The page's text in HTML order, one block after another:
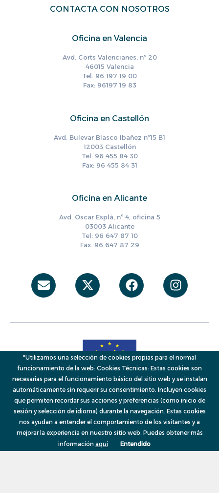
CONTACTA CON NOSOTROS
Oficina en Valencia
Avd. Corts Valencianes, nº 20
46015 Valencia
Tel: 96 197 19 00
Fax: 96197 19 83
Oficina en Castellón
Avd. Bulevar Blasco Ibañez nº15 B1
12003 Castellón
Tel: 96 455 84 30
Fax: 96 455 84 31
Oficina en Alicante
Avd. Oscar Esplà, nº 4, oficina 5
03003 Alicante
Tel: 96 647 87 10
Fax: 96 647 87 29
Envelope
X-
twitter
Facebook
© 2026, VAERSA, Generalitat Valenciana
Menú
"Utilizamos una selección de cookies propias para el normal
funcionamiento de la web: Cookies Técnicas: Estas cookies son
necesarias para el funcionamiento básico del sitio web y se instalan
automáticamente sin requerir su consentimiento. Incluyen cookies
que permiten recordar sus acciones y preferencias (como inicio de
sesión y selección de idioma) durante la navegación. Estas cookies
nos ayudan a entender el comportamiento de los visitantes y a
mejorar la experiencia en nuestro sitio web. Puedes obtener más
información aquí Entendido